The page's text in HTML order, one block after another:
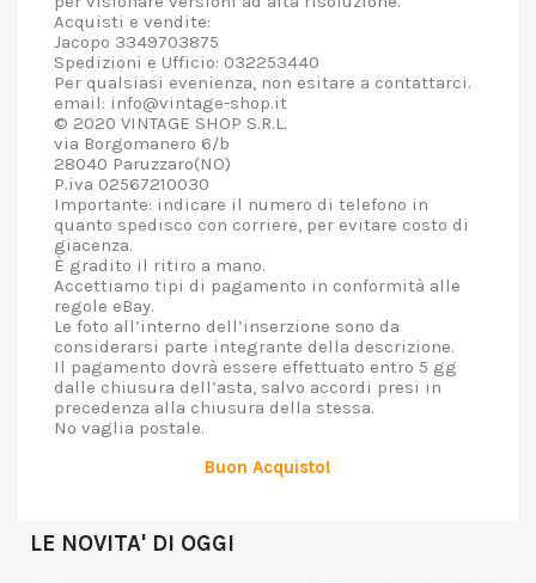
Acquisti e vendite:
Jacopo 3349703875
Spedizioni e Ufficio: 032253440
Per qualsiasi evenienza, non esitare a contattarci.
email: info@vintage-shop.it
© 2020 VINTAGE SHOP S.R.L.
via Borgomanero 6/b
28040 Paruzzaro(NO)
P.iva 02567210030
Importante: indicare il numero di telefono in
quanto spedisco con corriere, per evitare costo di
giacenza.
È gradito il ritiro a mano.
Accettiamo tipi di pagamento in conformità alle
regole eBay.
Le foto all’interno dell’inserzione sono da
considerarsi parte integrante della descrizione.
Il pagamento dovrà essere effettuato entro 5 gg
dalle chiusura dell’asta, salvo accordi presi in
precedenza alla chiusura della stessa.
No vaglia postale.
Buon Acquisto!
LE NOVITA' DI OGGI